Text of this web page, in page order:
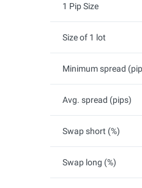
1 Pip Size
Size of 1 lot
Minimum spread
Avg. spread (pips)
Swap short (%)
Swap long (%)